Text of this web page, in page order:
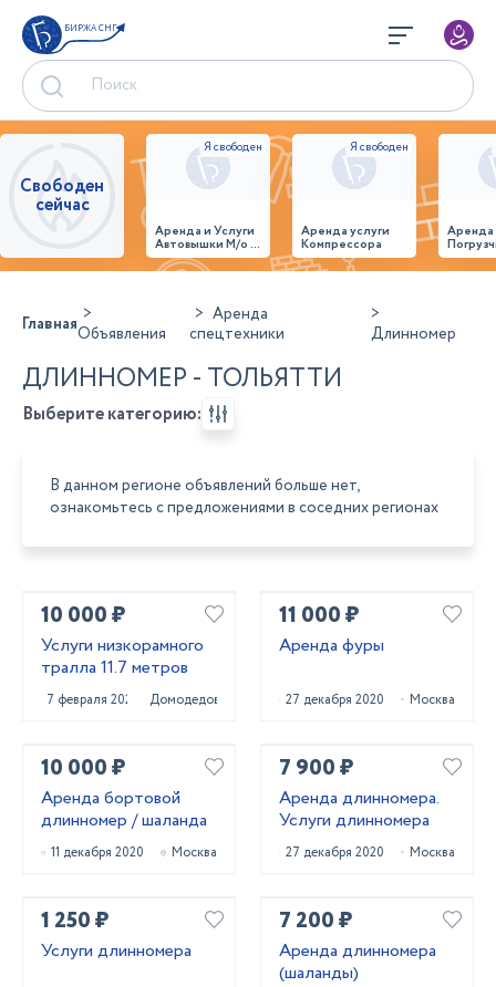
БИРЖА СНГ
Свободен
сейчас
Аренда и Услуги
Автовышки М/о г.
Домодедово
26,28,32 место
Аренда услуги
Компрессора
ГлавнаяОбъявления
Аренда
спецтехники
Длинномер
ДЛИННОМЕР - ТОЛЬЯТТИ
Выберите категорию:
В данном регионе объявлений больше нет,
ознакомьтесь с предложениями в соседних регионах
10 000 ₽
Услуги низкорамного
тралла 11.7 метров
7 февраля 2022 Домодедово
11 000 ₽
Аренда фуры
27 декабря 2020 Москва
10 000 ₽
Аренда бортовой
длинномер / шаланда
11 декабря 2020 Москва
7 900 ₽
Аренда длинномера.
Услуги длинномера
27 декабря 2020 Москва
1 250 ₽
Услуги длинномера
7 200 ₽
Аренда длинномера
(шаланды)